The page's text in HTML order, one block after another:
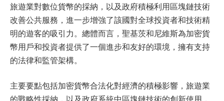
旅遊業對數位貨幣的採納，以及政府積極利用區塊鏈技術
改善公共服務，進一步增強了該國對全球投資者和技術精
明的遊客的吸引力。總體而言，聖基茨和尼維斯為加密貨
幣用戶和投資者提供了一個進步和友好的環境，擁有支持
的法律和監管架構。
主要要點包括加密貨幣合法化對經濟的積極影響，旅遊業